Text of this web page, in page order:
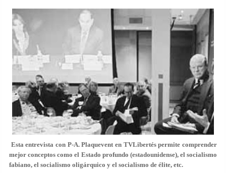
Esta entrevista con P-A. Plaquevent en TVLibertés permite comprender
mejor conceptos como el Estado profundo (estadounidense), el socialismo
fabiano, el socialismo oligárquico y el socialismo de élite, etc.